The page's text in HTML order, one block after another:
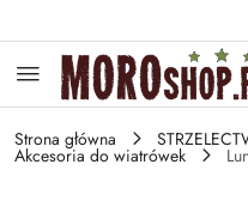
Strona główna
Akcesoria do wiatrówek